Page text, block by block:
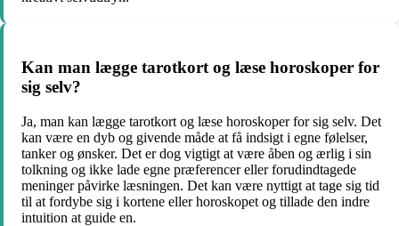
Kan man lægge tarotkort og læse horoskoper for
sig selv?
Ja, man kan lægge tarotkort og læse horoskoper for sig selv. Det
kan være en dyb og givende måde at få indsigt i egne følelser,
tanker og ønsker. Det er dog vigtigt at være åben og ærlig i sin
tolkning og ikke lade egne præferencer eller forudindtagede
meninger påvirke læsningen. Det kan være nyttigt at tage sig tid
til at fordybe sig i kortene eller horoskopet og tillade den indre
intuition at guide en.